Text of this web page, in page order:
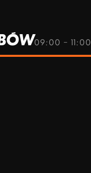
09:00 – 11:00